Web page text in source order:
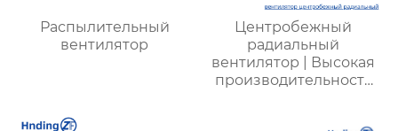
Распылительный
вентилятор
Центробежный
радиальный
вентилятор | Высокая
производительность